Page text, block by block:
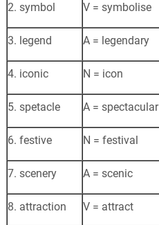
2. symbol V = symbolise
3. legend A = legendary
4. iconic N = icon
5. spetacle A = spectacular
6. festive N = festival
7. scenery A = scenic
8. attraction V = attract